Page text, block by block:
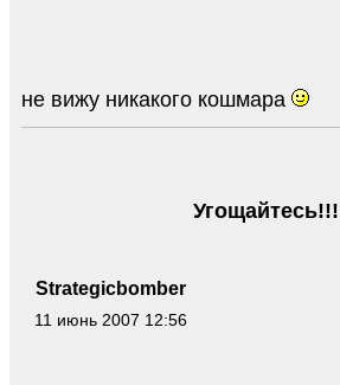
не вижу никакого кошмара
Strategicbomber
11 июнь 2007 12:56
Угощайтесь!!!